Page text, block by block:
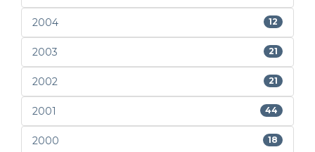
2004 12
2003 21
2002 21
2001 44
2000 18